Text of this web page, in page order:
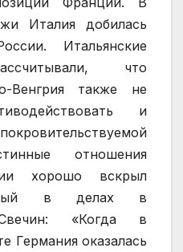
Италия добилась
Итальянские
что
Венгрия также не
и
отношения
хорошо вскрыл
в делах в
Свечин: «Когда в
Германия оказалась